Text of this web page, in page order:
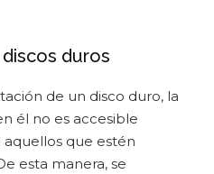
duros
de un disco duro, la
él no es accesible
que estén
esta manera, se